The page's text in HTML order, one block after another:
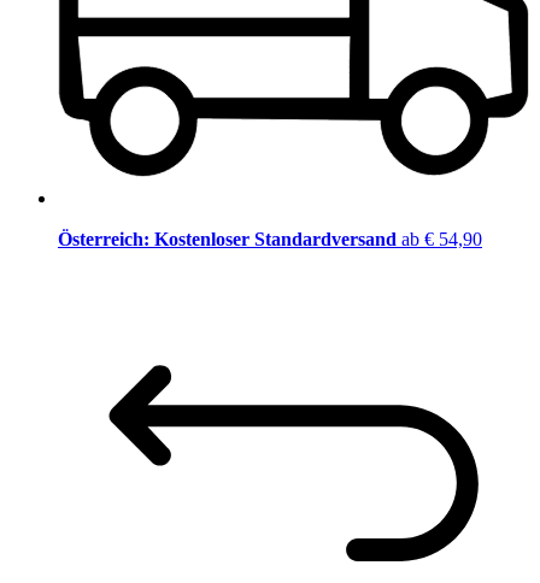
Österreich: Kostenloser Standardversand ab € 54,90